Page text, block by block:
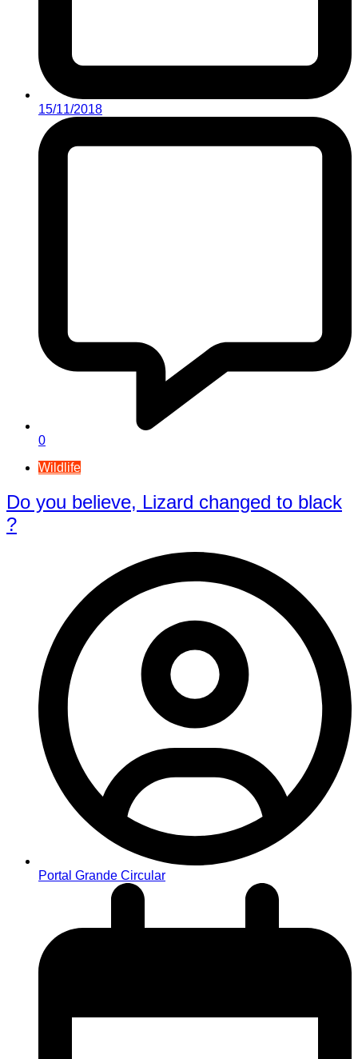
15/11/2018
0
Wildlife
Do you believe, Lizard changed to black
?
Portal Grande Circular